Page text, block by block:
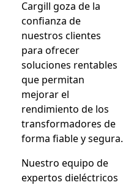
Cargill goza de la
confianza de
nuestros clientes
para ofrecer
soluciones rentables
que permitan
mejorar el
rendimiento de los
transformadores de
forma fiable y segura.
Nuestro equipo de
expertos dieléctricos